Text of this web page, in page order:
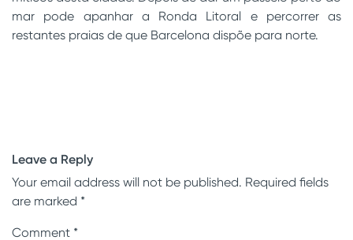
mar pode apanhar a Ronda Litoral e percorrer as
restantes praias de que Barcelona dispõe para norte.
Leave a Reply
Your email address will not be published. Required fields
are marked *
Comment *